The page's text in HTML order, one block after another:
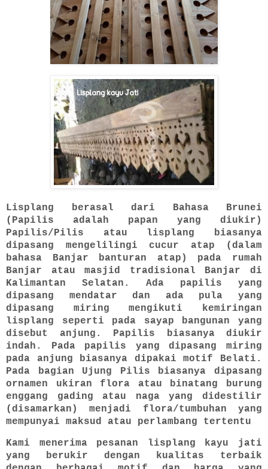
Lisplang berasal dari Bahasa Brunei
(Papilis adalah papan yang diukir)
Papilis/Pilis atau lisplang biasanya
dipasang mengelilingi cucur atap (dalam
bahasa Banjar banturan atap) pada rumah
Banjar atau masjid tradisional Banjar di
Kalimantan Selatan. Ada papilis yang
dipasang mendatar dan ada pula yang
dipasang miring mengikuti kemiringan
lisplang seperti pada sayap bangunan yang
disebut anjung. Papilis biasanya diukir
indah. Pada papilis yang dipasang miring
pada anjung biasanya dipakai motif Belati.
Pada bagian Ujung Pilis biasanya dipasang
ornamen ukiran flora atau binatang burung
enggang gading atau naga yang didestilir
(disamarkan) menjadi flora/tumbuhan yang
mempunyai maksud atau perlambang tertentu
Kami menerima pesanan lisplang kayu jati
yang berukir dengan kualitas terbaik